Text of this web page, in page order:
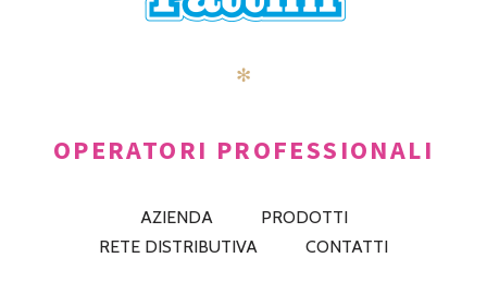
✻
OPERATORI PROFESSIONALI
AZIENDA
PRODOTTI
RETE DISTRIBUTIVA
CONTATTI